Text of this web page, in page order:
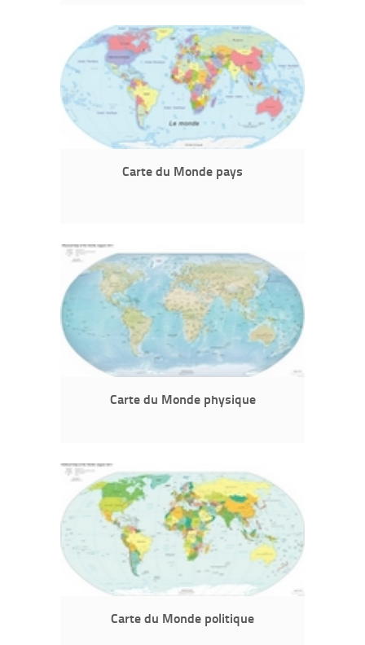
Carte du Monde pays
Carte du Monde physique
Carte du Monde politique